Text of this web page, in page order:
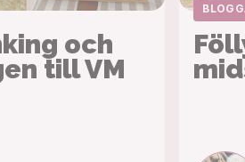
och
till VM